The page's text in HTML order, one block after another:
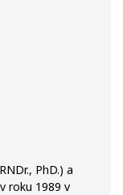
PhD.) a
roku 1989 v